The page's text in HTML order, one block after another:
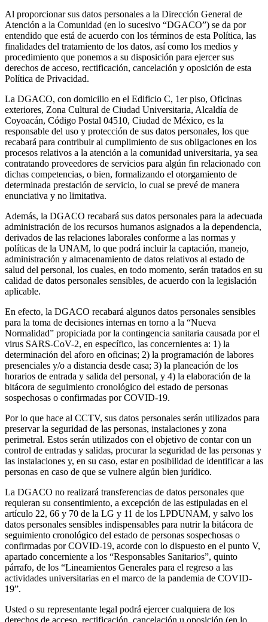
Al proporcionar sus datos personales a la Dirección General de
Atención a la Comunidad (en lo sucesivo “DGACO”) se da por
entendido que está de acuerdo con los términos de esta Política, las
finalidades del tratamiento de los datos, así como los medios y
procedimiento que ponemos a su disposición para ejercer sus
derechos de acceso, rectificación, cancelación y oposición de esta
Política de Privacidad.
La DGACO, con domicilio en el Edificio C, 1er piso, Oficinas
exteriores, Zona Cultural de Ciudad Universitaria, Alcaldía de
Coyoacán, Código Postal 04510, Ciudad de México, es la
responsable del uso y protección de sus datos personales, los que
recabará para contribuir al cumplimiento de sus obligaciones en los
procesos relativos a la atención a la comunidad universitaria, ya sea
contratando proveedores de servicios para algún fin relacionado con
dichas competencias, o bien, formalizando el otorgamiento de
determinada prestación de servicio, lo cual se prevé de manera
enunciativa y no limitativa.
Además, la DGACO recabará sus datos personales para la adecuada
administración de los recursos humanos asignados a la dependencia,
derivados de las relaciones laborales conforme a las normas y
políticas de la UNAM, lo que podrá incluir la captación, manejo,
administración y almacenamiento de datos relativos al estado de
salud del personal, los cuales, en todo momento, serán tratados en su
calidad de datos personales sensibles, de acuerdo con la legislación
aplicable.
En efecto, la DGACO recabará algunos datos personales sensibles
para la toma de decisiones internas en torno a la “Nueva
Normalidad” propiciada por la contingencia sanitaria causada por el
virus SARS-CoV-2, en específico, las concernientes a: 1) la
determinación del aforo en oficinas; 2) la programación de labores
presenciales y/o a distancia desde casa; 3) la planeación de los
horarios de entrada y salida del personal, y 4) la elaboración de la
bitácora de seguimiento cronológico del estado de personas
sospechosas o confirmadas por COVID-19.
Por lo que hace al CCTV, sus datos personales serán utilizados para
preservar la seguridad de las personas, instalaciones y zona
perimetral. Estos serán utilizados con el objetivo de contar con un
control de entradas y salidas, procurar la seguridad de las personas y
las instalaciones y, en su caso, estar en posibilidad de identificar a las
personas en caso de que se vulnere algún bien jurídico.
La DGACO no realizará transferencias de datos personales que
requieran su consentimiento, a excepción de las estipuladas en el
artículo 22, 66 y 70 de la LG y 11 de los LPDUNAM, y salvo los
datos personales sensibles indispensables para nutrir la bitácora de
seguimiento cronológico del estado de personas sospechosas o
confirmadas por COVID-19, acorde con lo dispuesto en el punto V,
apartado concerniente a los “Responsables Sanitarios”, quinto
párrafo, de los “Lineamientos Generales para el regreso a las
actividades universitarias en el marco de la pandemia de COVID-
19”.
Usted o su representante legal podrá ejercer cualquiera de los